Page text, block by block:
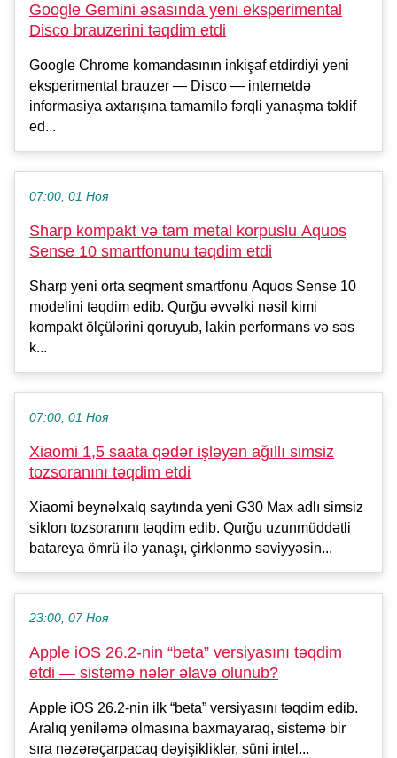
Google Gemini əsasında yeni eksperimental
Disco brauzerini təqdim etdi
Google Chrome komandasının inkişaf etdirdiyi yeni
eksperimental brauzer — Disco — internetdə
informasiya axtarışına tamamilə fərqli yanaşma təklif
ed...
07:00, 01 Ноя
Sharp kompakt və tam metal korpuslu Aquos
Sense 10 smartfonunu təqdim etdi
Sharp yeni orta seqment smartfonu Aquos Sense 10
modelini təqdim edib. Qurğu əvvəlki nəsil kimi
kompakt ölçülərini qoruyub, lakin performans və səs
k...
07:00, 01 Ноя
Xiaomi 1,5 saata qədər işləyən ağıllı simsiz
tozsoranını təqdim etdi
Xiaomi beynəlxalq saytında yeni G30 Max adlı simsiz
siklon tozsoranını təqdim edib. Qurğu uzunmüddətli
batareya ömrü ilə yanaşı, çirklənmə səviyyəsin...
23:00, 07 Ноя
Apple iOS 26.2-nin “beta” versiyasını təqdim
etdi — sistemə nələr əlavə olunub?
Apple iOS 26.2-nin ilk “beta” versiyasını təqdim edib.
Aralıq yeniləmə olmasına baxmayaraq, sistemə bir
sıra nəzərəçarpacaq dəyişikliklər, süni intel...